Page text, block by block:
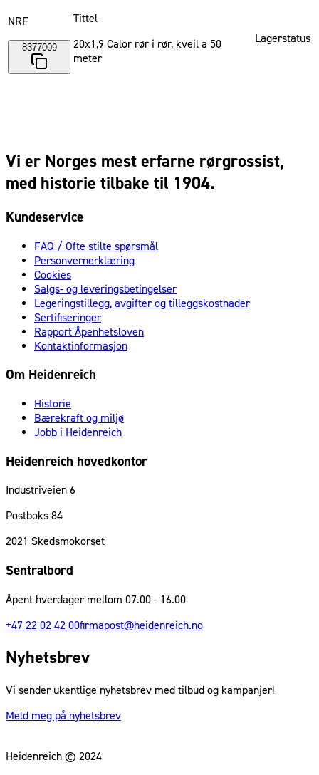
NRF
8377009
Tittel
20x1,9 Calor rør i rør, kveil a 50
meter
Lagerstatus
Vi er Norges mest erfarne rørgrossist,
med historie tilbake til 1904.
Kundeservice
FAQ / Ofte stilte spørsmål
Personvernerklæring
Cookies
Salgs- og leveringsbetingelser
Legeringstillegg, avgifter og tilleggskostnader
Sertifiseringer
Rapport Åpenhetsloven
Kontaktinformasjon
Om Heidenreich
Historie
Bærekraft og miljø
Jobb i Heidenreich
Heidenreich hovedkontor
Industriveien 6
Postboks 84
2021 Skedsmokorset
Sentralbord
Åpent hverdager mellom 07.00 - 16.00
+47 22 02 42 00firmapost@heidenreich.no
Nyhetsbrev
Vi sender ukentlige nyhetsbrev med tilbud og kampanjer!
Meld meg på nyhetsbrev
Heidenreich © 2024